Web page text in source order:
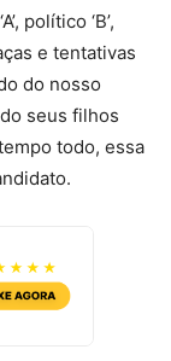
político ‘B’,
e tentativas
do nosso
seus filhos
todo, essa